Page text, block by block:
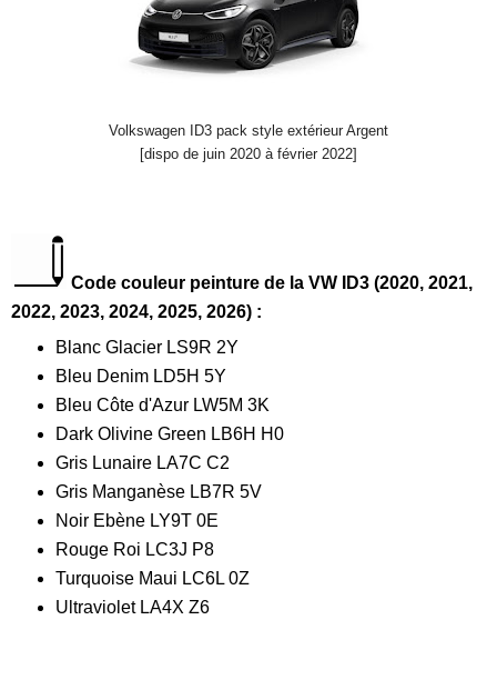
Volkswagen ID3 pack style extérieur Argent
[dispo de juin 2020 à février 2022]
Code couleur peinture de la VW ID3 (2020, 2021,
2022, 2023, 2024, 2025, 2026) :
Blanc Glacier LS9R 2Y
Bleu Denim LD5H 5Y
Bleu Côte d'Azur LW5M 3K
Dark Olivine Green LB6H H0
Gris Lunaire LA7C C2
Gris Manganèse LB7R 5V
Noir Ebène LY9T 0E
Rouge Roi LC3J P8
Turquoise Maui LC6L 0Z
Ultraviolet LA4X Z6